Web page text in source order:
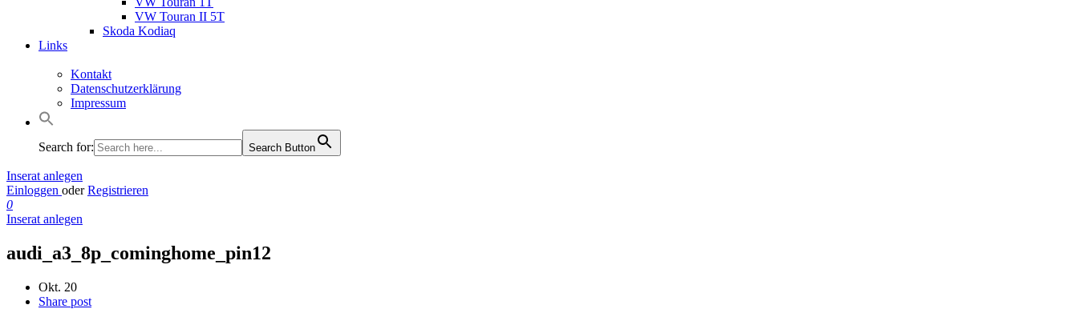
VW Touran II 5T
Skoda Kodiaq
Links
Kontakt
Datenschutzerklärung
Impressum
Search for: Search Button
Inserat anlegen
Einloggen oder Registrieren
0
Inserat anlegen
audi_a3_8p_cominghome_pin12
Okt. 20
Share post